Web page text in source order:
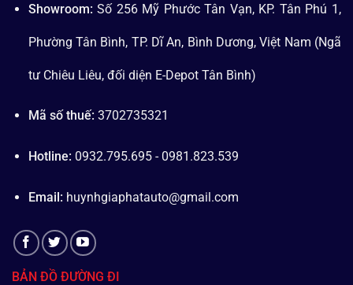
Showroom: Số 256 Mỹ Phước Tân Vạn, KP. Tân Phú 1,
Phường Tân Bình, TP. Dĩ An, Bình Dương, Việt Nam (Ngã
tư Chiêu Liêu, đối diện E-Depot Tân Bình)
Mã số thuế: 3702735321
Hotline: 0932.795.695 - 0981.823.539
Email: huynhgiaphatauto@gmail.com
BẢN ĐỒ ĐƯỜNG ĐI